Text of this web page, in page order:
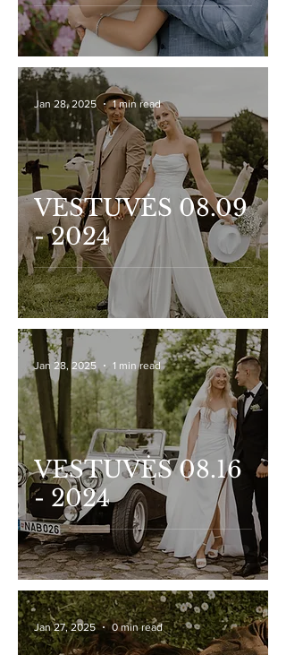
VESTUVĖS 08.09
- 2024
Jan 28, 2025 1 min read
VESTUVĖS 08.16
- 2024
Jan 28, 2025 1 min read
Jan 27, 2025 0 min read